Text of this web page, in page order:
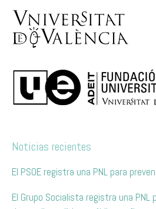
Noticias recientes
El PSOE registra una PNL para
El Grupo Socialista registra una PNL